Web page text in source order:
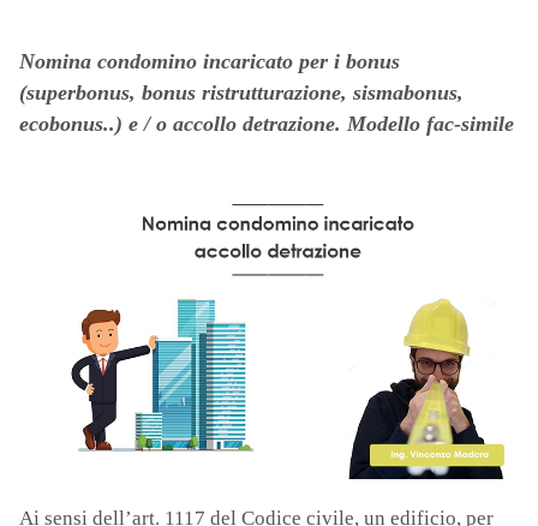
Nomina condomino incaricato per i bonus
(superbonus, bonus ristrutturazione, sismabonus,
ecobonus..) e / o accollo detrazione. Modello fac-simile
Ai sensi dell’art. 1117 del Codice civile, un edificio, per